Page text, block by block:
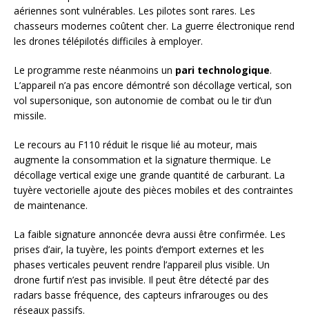
aériennes sont vulnérables. Les pilotes sont rares. Les
chasseurs modernes coûtent cher. La guerre électronique rend
les drones télépilotés difficiles à employer.
Le programme reste néanmoins un pari technologique.
L’appareil n’a pas encore démontré son décollage vertical, son
vol supersonique, son autonomie de combat ou le tir d’un
missile.
Le recours au F110 réduit le risque lié au moteur, mais
augmente la consommation et la signature thermique. Le
décollage vertical exige une grande quantité de carburant. La
tuyère vectorielle ajoute des pièces mobiles et des contraintes
de maintenance.
La faible signature annoncée devra aussi être confirmée. Les
prises d’air, la tuyère, les points d’emport externes et les
phases verticales peuvent rendre l’appareil plus visible. Un
drone furtif n’est pas invisible. Il peut être détecté par des
radars basse fréquence, des capteurs infrarouges ou des
réseaux passifs.